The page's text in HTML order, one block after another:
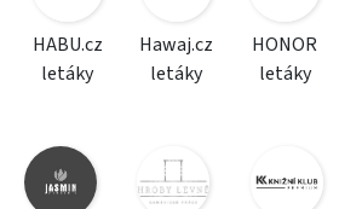
HABU.cz
letáky
Hawaj.cz
letáky
HONOR
letáky